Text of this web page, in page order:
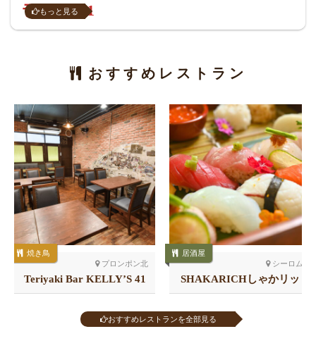
ラン Part1
もっと見る
おすすめレストラン
プロンポン北
焼き鳥
Teriyaki Bar KELLY’S 41
店
シーロム
居酒屋
SHAKARICHしゃかリッ
チ スラウォン
おすすめレストランを全部見る